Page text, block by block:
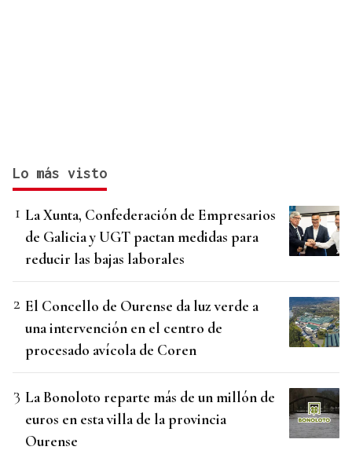
Lo más visto
La Xunta, Confederación de Empresarios
de Galicia y UGT pactan medidas para
reducir las bajas laborales
El Concello de Ourense da luz verde a
una intervención en el centro de
procesado avícola de Coren
La Bonoloto reparte más de un millón de
euros en esta villa de la provincia
Ourense